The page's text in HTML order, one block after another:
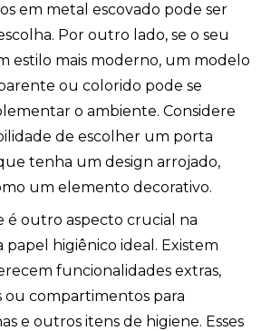
em metal escovado pode ser
Por outro lado, se o seu
estilo mais moderno, um modelo
ou colorido pode se
o ambiente. Considere
de escolher um porta
tenha um design arrojado,
um elemento decorativo.
é outro aspecto crucial na
papel higiênico ideal. Existem
funcionalidades extras,
ou compartimentos para
e outros itens de higiene. Esses